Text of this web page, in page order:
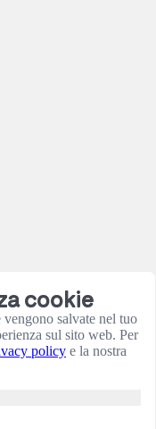
cookie
salvate nel tuo
sul sito web. Per
policy e la nostra